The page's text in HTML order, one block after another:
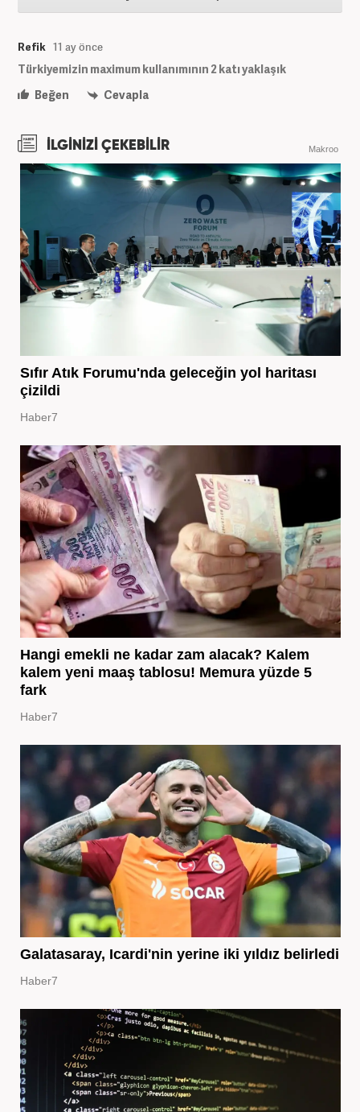
Refik 11 ay önce
Türkiyemizin maximum kullanımının 2 katı yaklaşık
Beğen
Cevapla
İLGİNİZİ ÇEKEBİLİR Makroo
Sıfır Atık Forumu'nda geleceğin yol haritası
çizildi
Haber7
Hangi emekli ne kadar zam alacak? Kalem
kalem yeni maaş tablosu! Memura yüzde 5
fark
Haber7
Galatasaray, Icardi'nin yerine iki yıldız belirledi
Haber7